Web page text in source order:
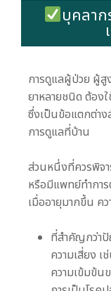
บุคลา
การดูแลผู้ป่วย ผู้สู
ยาหลายชนิด ต้อง
ซึ่งเป็นข้อแตกต่า
การดูแลที่บ้าน
ส่วนหนึ่งที่ควรพิจ
หรือมีแพทย์ทำการ
เมื่ออายุมากขึ้น คว
ที่สำคัญกว่า
ความเสี่ยง เ
ความเข้มข้น